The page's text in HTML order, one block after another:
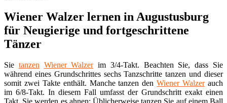
Wiener Walzer lernen in Augustusburg
für Neugierige und fortgeschrittene
Tänzer
Sie tanzen Wiener Walzerim 3/4-Takt. Beachten Sie, dass Sie
während eines Grundschrittes sechs Tanzschritte tanzen und dieser
somit zwei Takte enthält. Manche tanzen denWiener Walzerauch
im 6/8-Takt. In diesem Fall umfasst der Grundschritt exakt einen